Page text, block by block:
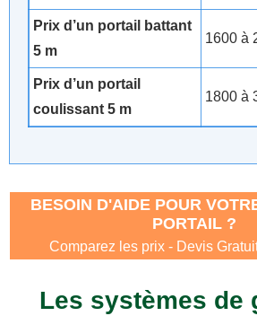
Prix d’un portail battant
5 m
1600 à
Prix d’un portail
coulissant 5 m
1800 à
BESOIN D'AIDE POUR
PORTAIL ?
Comparez les prix - Devis
Les systèmes de